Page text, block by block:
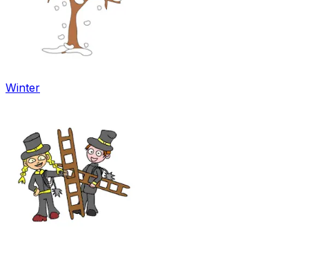
Winter